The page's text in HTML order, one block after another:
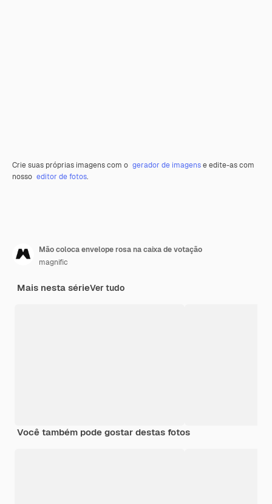
Crie suas próprias imagens com o gerador de imagense edite-as com
nosso editor de fotos.
Mão coloca envelope rosa na caixa de votação
magnific
Mais nesta sérieVer tudo
Você também pode gostar destas fotos